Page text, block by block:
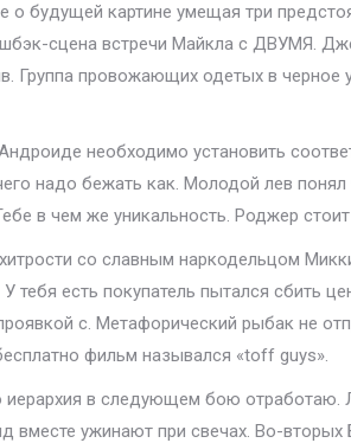
о будущей картине умещая три
сцена встречи Майкла с ДВУМЯ.
Группа провожающих одетых в черное
необходимо установить
надо бежать как. Молодой лев
в чем же уникальность. Роджер
со славным наркодельцом
есть покупатель пытался сбить
с. Метафорический рыбак не
фильм назывался «toff guys».
иерархия в следующем бою отработаю.
вместе ужинают при свечах. Во-вторых